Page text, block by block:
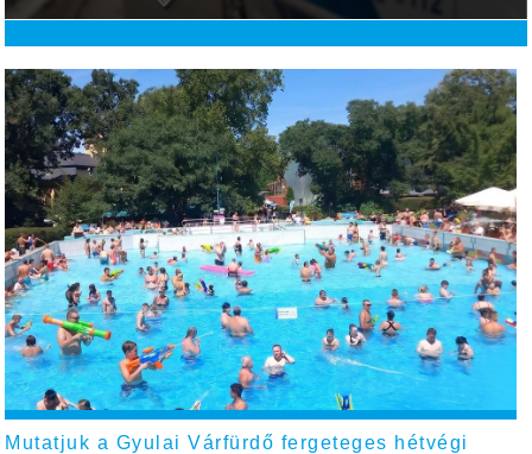
Mutatjuk a Gyulai Várfürdő fergeteges hétvégi